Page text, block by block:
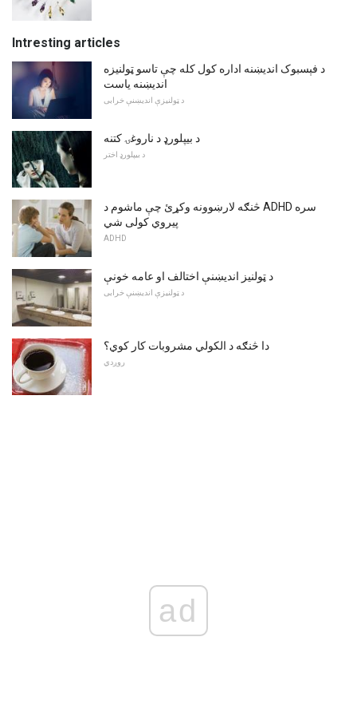
Intresting articles
د فېسبوک اندیښنه اداره کول کله چې تاسو ټولنیزه
اندیښنه یاست
د ټولنیزې اندیښنې خرابی
د بیپلورډ د ناروغۍ کتنه
د بیپلورډ اختر
څنګه لارښوونه وکړئ چې ماشوم د ADHD سره
پیروي کولی شي
ADHD
د ټولنیز اندیښنې اختالف او عامه خونې
د ټولنیزې اندیښنې خرابی
دا څنګه د الکولي مشروبات کار کوي؟
روږدي
ad